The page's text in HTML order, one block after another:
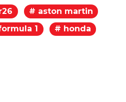
# aston martin
1 # honda